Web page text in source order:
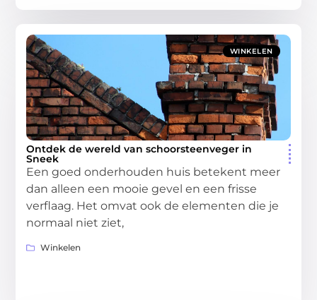
WINKELEN
Ontdek de wereld van schoorsteenveger in
Sneek
Een goed onderhouden huis betekent meer
dan alleen een mooie gevel en een frisse
verflaag. Het omvat ook de elementen die je
normaal niet ziet,
Winkelen